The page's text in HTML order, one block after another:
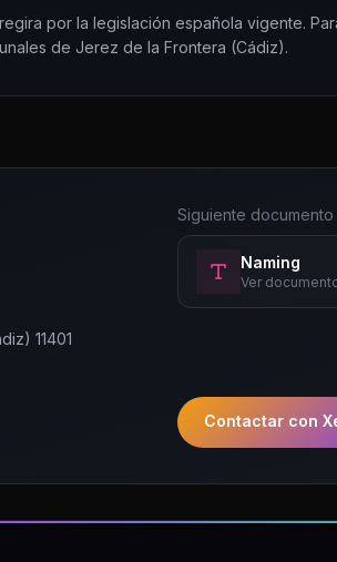
por la legislación española vigente.
de Jerez de la Frontera (Cádiz).
11401
Siguiente documento
Naming
Ver
Contactar con